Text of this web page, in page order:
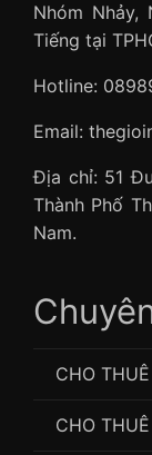
Nhóm Nhảy,
Tiếng tại
Hotline:
Email:
Địa chỉ: 51
Thành Phố
Nam.
CHO
CHO